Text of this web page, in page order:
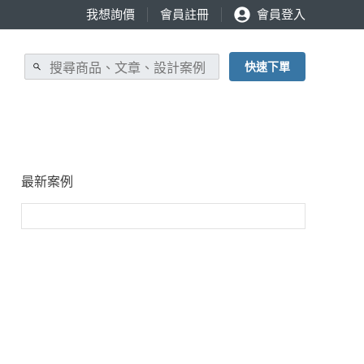
我想詢價 會員註冊 會員登入
快速下單
最新案例